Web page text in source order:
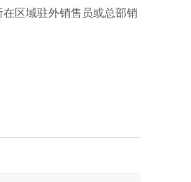
区域驻外销售员或总部销